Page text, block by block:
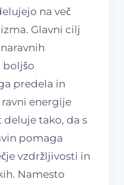
na več
Glavni cilj
boljšo
predela in
energije
deluje tako, da s
pomaga
vzdržljivosti in
Namesto